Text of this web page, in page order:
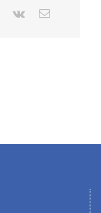
Pinterest
Vk Email